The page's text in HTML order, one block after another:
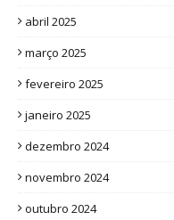
abril 2025
março 2025
fevereiro 2025
janeiro 2025
dezembro 2024
novembro 2024
outubro 2024